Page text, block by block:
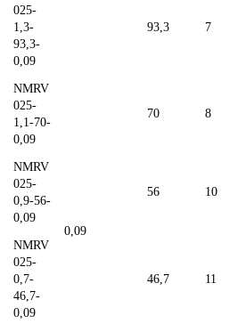
0,09
025-
1,3-
93,3-
0,09
93,3 7
NMRV
025-
1,1-70-
0,09
70 8
NMRV
025-
0,9-56-
0,09
56 10
NMRV
025-
0,7-
46,7-
0,09
46,7 11